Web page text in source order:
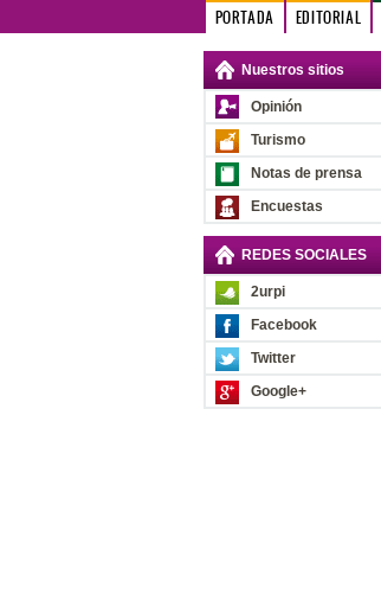
PORTADA EDITORIAL
Nuestros sitios
Opinión
Turismo
Notas de prensa
Encuestas
REDES SOCIALES
2urpi
Facebook
Twitter
Google+